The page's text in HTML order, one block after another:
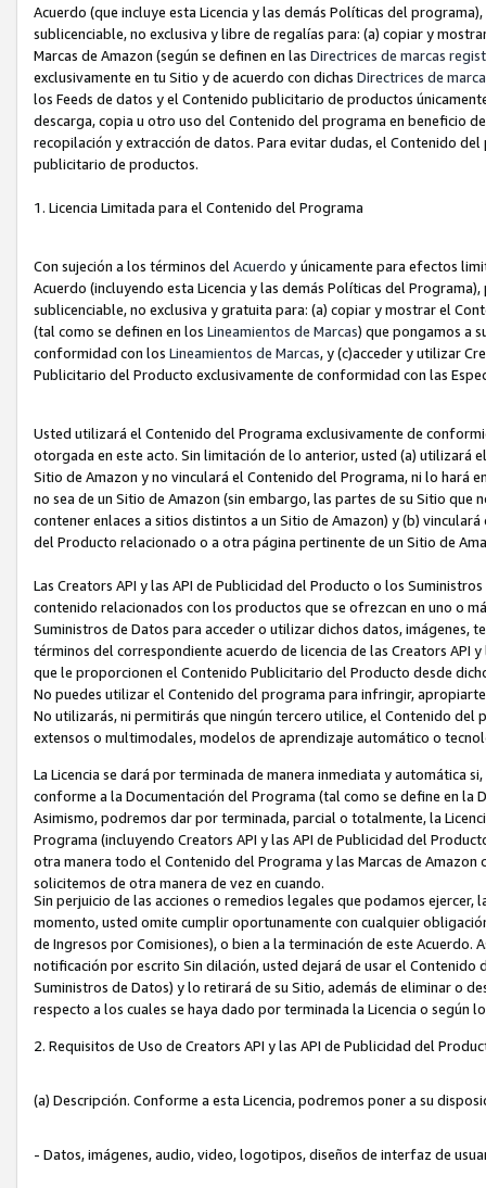
Acuerdo (que incluye esta Licencia y las demás Políticas del
sublicenciable, no exclusiva y libre de regalías para: (a) copiar y
Marcas de Amazon (según se definen en las Directrices de marcas
exclusivamente en tu Sitio y de acuerdo con dichas Directrices de
los Feeds de datos y el Contenido publicitario de productos
descarga, copia u otro uso del Contenido del programa en beneficio
recopilación y extracción de datos. Para evitar dudas, el Contenido
publicitario de productos.
1. Licencia Limitada para el Contenido del Programa
Con sujeción a los términos del Acuerdo y únicamente para efectos
Acuerdo (incluyendo esta Licencia y las demás Políticas del
sublicenciable, no exclusiva y gratuita para: (a) copiar y mostrar el
(tal como se definen en los Lineamientos de Marcas) que pongamos a
conformidad con los Lineamientos de Marcas, y (c)acceder y utilizar
Publicitario del Producto exclusivamente de conformidad con las
Usted utilizará el Contenido del Programa exclusivamente de
otorgada en este acto. Sin limitación de lo anterior, usted (a) utilizará
Sitio de Amazon y no vinculará el Contenido del Programa, ni lo hará
no sea de un Sitio de Amazon (sin embargo, las partes de su Sitio
contener enlaces a sitios distintos a un Sitio de Amazon) y (b)
del Producto relacionado o a otra página pertinente de un Sitio de
Las Creators API y las API de Publicidad del Producto o los
contenido relacionados con los productos que se ofrezcan en uno o
Suministros de Datos para acceder o utilizar dichos datos,
términos del correspondiente acuerdo de licencia de las Creators API
que le proporcionen el Contenido Publicitario del Producto desde
No puedes utilizar el Contenido del programa para infringir,
No utilizarás, ni permitirás que ningún tercero utilice, el Contenido
extensos o multimodales, modelos de aprendizaje automático o
La Licencia se dará por terminada de manera inmediata y automática
conforme a la Documentación del Programa (tal como se define en la
Asimismo, podremos dar por terminada, parcial o totalmente, la
Programa (incluyendo Creators API y las API de Publicidad del
otra manera todo el Contenido del Programa y las Marcas de
solicitemos de otra manera de vez en cuando.
Sin perjuicio de las acciones o remedios legales que podamos
momento, usted omite cumplir oportunamente con cualquier
de Ingresos por Comisiones), o bien a la terminación de este
notificación por escrito Sin dilación, usted dejará de usar el
Suministros de Datos) y lo retirará de su Sitio, además de eliminar o
respecto a los cuales se haya dado por terminada la Licencia o según
2. Requisitos de Uso de Creators API y las API de Publicidad del
(a) Descripción. Conforme a esta Licencia, podremos poner a su
- Datos, imágenes, audio, video, logotipos, diseños de interfaz de